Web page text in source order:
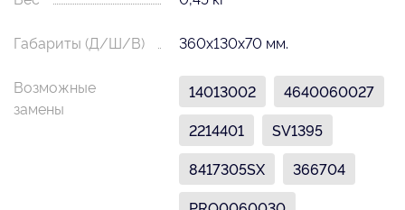
Габариты (Д/Ш/В) 360х130х70 мм.
Возможные
замены
14013002
4640060027
2214401
SV1395
8417305SX
366704